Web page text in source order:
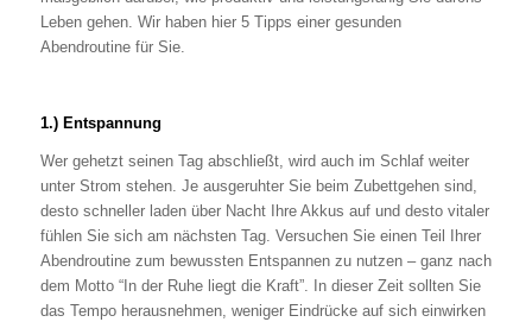
Leben gehen. Wir haben hier 5 Tipps einer gesunden
Abendroutine für Sie.
1.) Entspannung
Wer gehetzt seinen Tag abschließt, wird auch im Schlaf weiter
unter Strom stehen. Je ausgeruhter Sie beim Zubettgehen sind,
desto schneller laden über Nacht Ihre Akkus auf und desto vitaler
fühlen Sie sich am nächsten Tag. Versuchen Sie einen Teil Ihrer
Abendroutine zum bewussten Entspannen zu nutzen – ganz nach
dem Motto “In der Ruhe liegt die Kraft”. In dieser Zeit sollten Sie
das Tempo herausnehmen, weniger Eindrücke auf sich einwirken